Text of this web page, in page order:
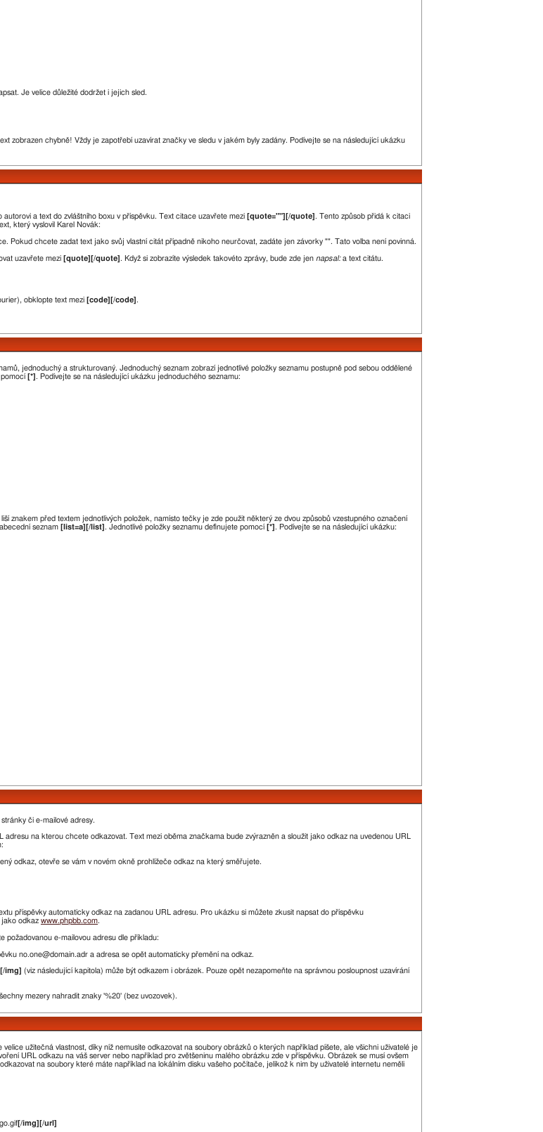
Je velice důležité dodržet i jejich sled.
zobrazen chybně! Vždy je zapotřebí uzavírat značky ve sledu v jakém byly zadány. Podívejte se na následující ukázku
a text do zvláštního boxu v příspěvku. Text citace uzavřete mezi [quote=""][/quote] . Tento způsob přidá k citaci
který vyslovil Karel Novák:
Pokud chcete zadat text jako svůj vlastní citát případně nikoho neurčovat, zadáte jen závorky "". Tato volba není povinná.
uzavřete mezi [quote][/quote] . Když si zobrazíte výsledek takovéto zprávy, bude zde jen napsal:a text citátu.
obklopte text mezi [code][/code] .
jednoduchý a strukturovaný. Jednoduchý seznam zobrazí jednotlivé položky seznamu postupně pod sebou oddělené
[*] . Podívejte se na následující ukázku jednoduchého seznamu:
znakem před textem jednotlivých položek, namísto tečky je zde použit některý ze dvou způsobů vzestupného označení
seznam [list=a][/list] . Jednotlivé položky seznamu definujete pomocí [*] . Podívejte se na následující ukázku:
či e-mailové adresy.
adresu na kterou chcete odkazovat. Text mezi oběma značkama bude zvýrazněn a sloužit jako odkaz na uvedenou URL
odkaz, otevře se vám v novém okně prohlížeče odkaz na který směřujete.
příspěvky automaticky odkaz na zadanou URL adresu. Pro ukázku si můžete zkusit napsat do příspěvku
jako odkaz www.phpbb.com.
požadovanou e-mailovou adresu dle příkladu:
no.one@domain.adr a adresa se opět automaticky přemění na odkaz.
img] (viz následující kapitola) může být odkazem i obrázek. Pouze opět nezapomeňte na správnou posloupnost uzavírání
mezery nahradit znaky '%20' (bez uvozovek).
užitečná vlastnost, díky níž nemusíte odkazovat na soubory obrázků o kterých například píšete, ale všichni uživatelé je
URL odkazu na váš server nebo například pro zvětšeninu malého obrázku zde v příspěvku. Obrázek se musí ovšem
na soubory které máte například na lokálním disku vašeho počítače, jelikož k nim by uživatelé internetu neměli
[/img][/url]